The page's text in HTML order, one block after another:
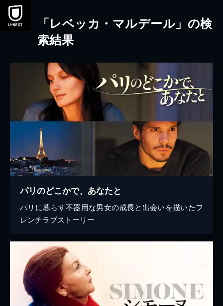
本文へスキップ
「レベッカ・マルデール」の検
索結果
パリのどこかで、あなたと
パリに暮らす不器用な男女の成長と出会いを描いたフ
レンチラブストーリー